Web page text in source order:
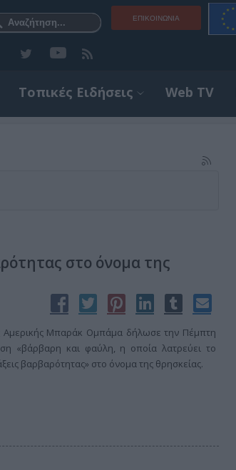
ΕΠΙΚΟΙΝΩΝΊΑ
Τοπικές Ειδήσεις Web TV
στο όνομα της
Μπαράκ Ομπάμα δήλωσε την Πέμπτη
«βάρβαρη και φαύλη, η οποία λατρεύει το
βαρβαρότητας» στο όνομα της θρησκείας.